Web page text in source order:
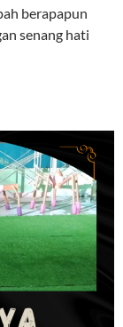
berapapun
senang hati